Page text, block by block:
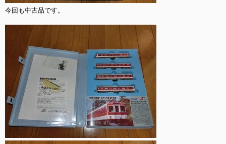
今回も中古品です。